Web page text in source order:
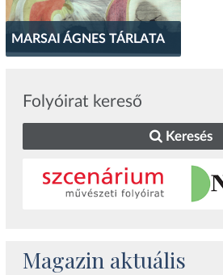
MARSAI ÁGNES TÁRLATA
Folyóirat kereső
Keresés
Magazin aktuális